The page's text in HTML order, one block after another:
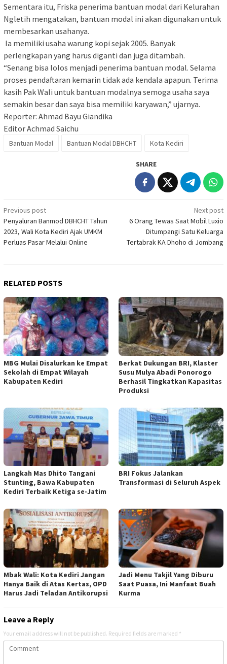
Sementara itu, Friska penerima bantuan modal dari Kelurahan
Ngletih mengatakan, bantuan modal ini akan digunakan untuk
membesarkan usahanya.
Ia memiliki usaha warung kopi sejak 2005. Banyak
perlengkapan yang harus diganti dan juga ditambah.
“Senang bisa lolos menjadi penerima bantuan modal. Selama
proses pendaftaran kemarin tidak ada kendala apapun. Terima
kasih Pak Wali untuk bantuan modalnya semoga usaha saya
semakin besar dan saya bisa memiliki karyawan,” ujarnya.
Reporter: Ahmad Bayu Giandika
Editor Achmad Saichu
Bantuan Modal Bantuan Modal DBHCHT Kota Kediri
SHARE
Post
navigation
Previous post
Penyaluran Banmod DBHCHT Tahun
2023, Wali Kota Kediri Ajak UMKM
Perluas Pasar Melalui Online
Next post
6 Orang Tewas Saat Mobil Luxio
Ditumpangi Satu Keluarga
Tertabrak KA Dhoho di Jombang
RELATED POSTS
MBG Mulai Disalurkan ke Empat
Sekolah di Empat Wilayah
Kabupaten Kediri
Berkat Dukungan BRI, Klaster
Susu Mulya Abadi Ponorogo
Berhasil Tingkatkan Kapasitas
Produksi
Langkah Mas Dhito Tangani
Stunting, Bawa Kabupaten
Kediri Terbaik Ketiga se-Jatim
BRI Fokus Jalankan
Transformasi di Seluruh Aspek
Mbak Wali: Kota Kediri Jangan
Hanya Baik di Atas Kertas, OPD
Harus Jadi Teladan Antikorupsi
Jadi Menu Takjil Yang Diburu
Saat Puasa, Ini Manfaat Buah
Kurma
Leave a Reply
Your email address will not be published. Required fields are marked *